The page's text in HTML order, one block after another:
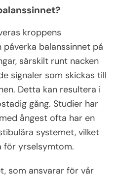
kroppens
balanssinnet på
särskilt runt nacken
signaler som skickas till
Detta kan resultera i
gång. Studier har
ångest ofta har en
systemet, vilket
för yrselsymtom.
som ansvarar för vår